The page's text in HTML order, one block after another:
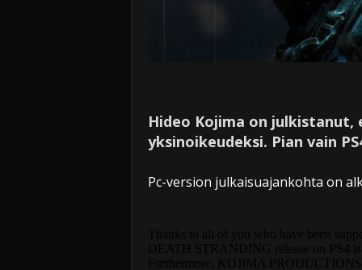
Hideo Kojima on julkistanut,
yksinoikeudeksi. Pian vain
Pc-version julkaisuajankohta on